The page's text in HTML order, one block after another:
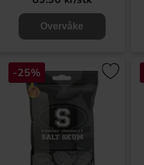
Overvåke
-25%